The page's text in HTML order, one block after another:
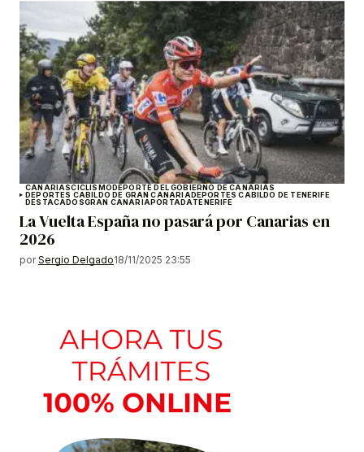
CANARIASCICLISMODEPORTE DEL GOBIERNO DE CANARIAS
DEPORTES CABILDO DE GRAN CANARIADEPORTES CABILDO DE TENERIFE
DESTACADOSGRAN CANARIAPORTADATENERIFE
La Vuelta España no pasará por Canarias en
2026
por Sergio Delgado18/11/2025 23:55